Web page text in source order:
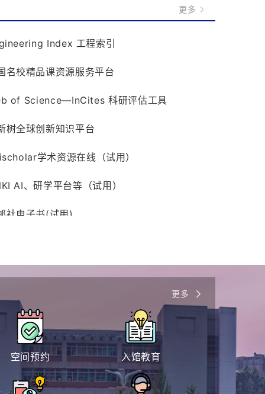
更多
Index 工程索引
名校精品课资源服务平台
of Science—InCites 科研评估工具
树全球创新知识平台
学术资源在线（试用）
AI、研学平台等（试用）
社电子书(试用)
更多
空间预约 入馆教育